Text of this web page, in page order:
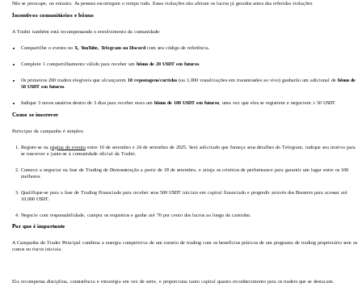
Não se preocupe, no entanto. As pessoas escorregam o tempo todo. Essas violações não afetam os lucros já gerados antes das referidas violações.
Incentivos comunitários e bônus
A Toobit também está recompensando o envolvimento da comunidade:
Compartilhe o evento no X, YouTube, Telegram ou Discordcom seu código de referência.
Complete 1 compartilhamento válido para receber um bônus de 20 USDT em futuros.
Os primeiros 200 traders elegíveis que alcançarem 10 repostagens/curtidas(ou 1,000 visualizações em transmissões ao vivo) ganharão um adicional de bônus de
50 USDT em futuros.
Indique 3 novos usuários dentro de 3 dias para receber mais um bônus de 100 USDT em futuros, uma vez que eles se registrem e negociem ≥ 50 USDT
Como se inscrever
Participar da campanha é simples:
Registe-se na página do eventoentre 10 de setembro e 24 de setembro de 2025. Será solicitado que forneça seus detalhes do Telegram, indique seu motivo para
se inscrever e junte-se à comunidade oficial da Toobit.
Comece a negociar na fase de Trading de Demonstração a partir de 18 de setembro, e atinja os critérios de performance para garantir um lugar entre os 100
melhores.
Qualifique-se para a fase de Trading Financiado para receber seus 500 USDT iniciais em capital financiado e progredir através dos Boosters para acessar até
10,000 USDT.
Negocie com responsabilidade, cumpra os requisitos e ganhe até 70 por cento dos lucros ao longo do caminho.
Por que é importante
A Campanha do Trader Principal combina a energia competitiva de um torneio de trading com os benefícios práticos de um programa de trading proprietário sem os
custos ou riscos iniciais.
Ela recompensa disciplina, consistência e estratégia em vez de sorte, e proporciona tanto capital quanto reconhecimento para os traders que se destacam.